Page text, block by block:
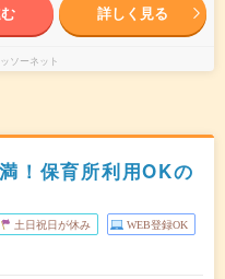
詳しく見る
ソーネット
！保育所利用OKの
土日祝日が休み WEB登録OK